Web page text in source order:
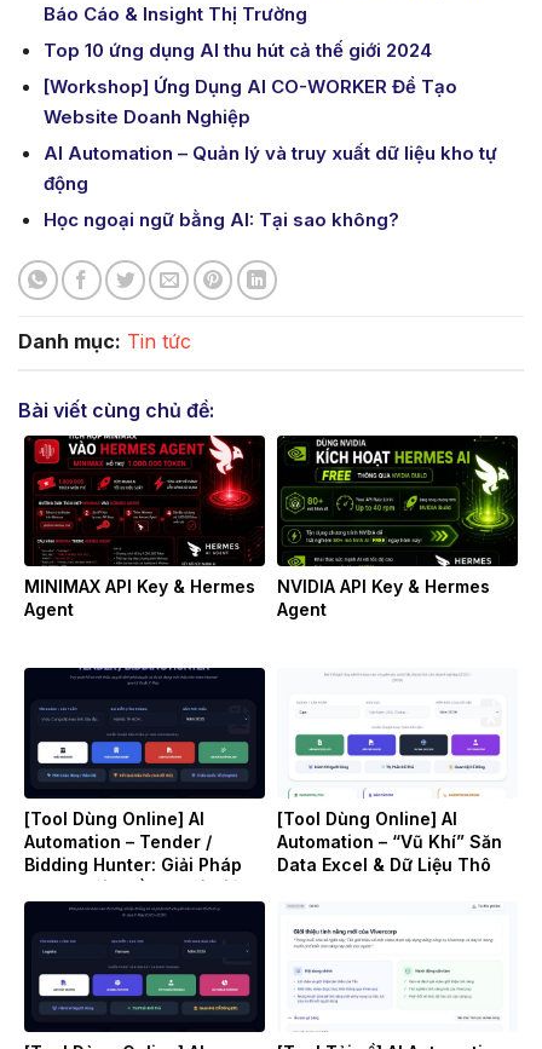
Báo Cáo & Insight Thị Trường
Top 10 ứng dụng AI thu hút cả thế giới 2024
[Workshop] Ứng Dụng AI CO-WORKER Để Tạo
Website Doanh Nghiệp
AI Automation – Quản lý và truy xuất dữ liệu kho tự
động
Học ngoại ngữ bằng AI: Tại sao không?
Danh mục: Tin tức
Bài viết cùng chủ đề:
MINIMAX API Key & Hermes
Agent
NVIDIA API Key & Hermes
Agent
[Tool Dùng Online] AI
Automation – Tender /
Bidding Hunter: Giải Pháp
“Săn” Gói Thầu & Soi Giá
Đối Thủ B2B Tự Động
[Tool Dùng Online] AI
Automation – “Vũ Khí” Săn
Data Excel & Dữ Liệu Thô
Nghiệp